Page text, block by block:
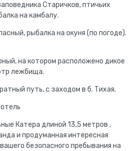
Старичков, птичьих
на камбалу.
рыбалка на окуня (по погоде).
на котором расположено дикое
лежбища.
путь, с заходом в б. Тихая.
Катера длиной 13,5 метров ,
и продуманная интересная
безопасного пребывания на